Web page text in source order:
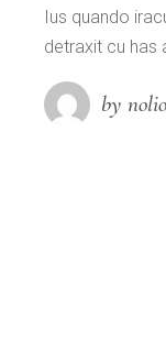
Ius quando
detraxit cu has
by